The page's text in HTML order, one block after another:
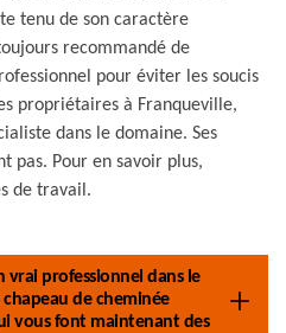
tenu de son caractère
recommandé de
pour éviter les soucis
propriétaires à Franqueville,
dans le domaine. Ses
pas. Pour en savoir plus,
de travail.
vrai professionnel dans le
de cheminée
vous font maintenant des